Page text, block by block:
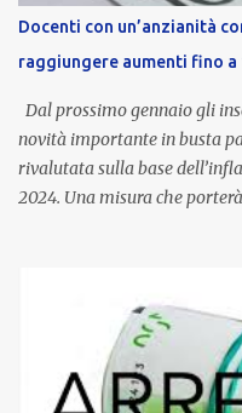
Docenti con un’anzianità
raggiungere aumenti fino a
Dal prossimo gennaio gli
novità importante in busta
rivalutata sulla base
2024. Una misura che
dedicato alle donne vittime
normativa nazionale e con
supporto in situazioni
è un unicum in Italia: si